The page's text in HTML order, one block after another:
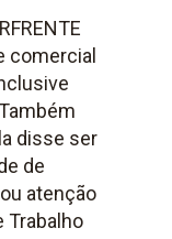
comercial
disse ser
de
atenção
Trabalho